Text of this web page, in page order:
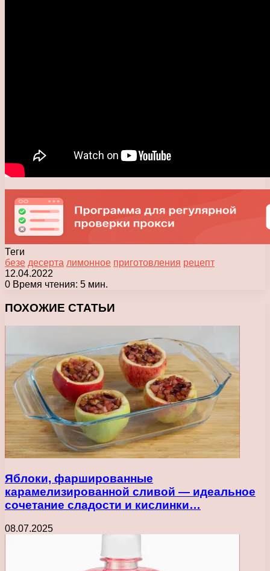
Теги
безе десерта лимонное приготовления рецепт
12.04.2022
0 Время чтения: 5 мин.
ПОХОЖИЕ СТАТЬИ
Яблоки, фаршированные
карамелизированной сливой — идеальное
сочетание сладости и кислинки…
08.07.2025